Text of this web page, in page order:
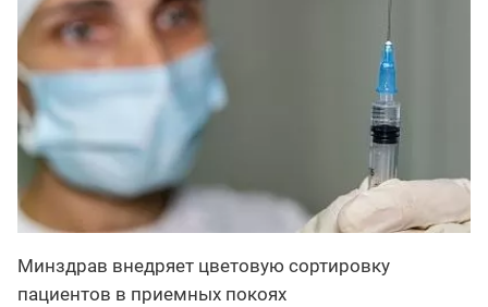
Минздрав внедряет цветовую сортировку
пациентов в приемных покоях